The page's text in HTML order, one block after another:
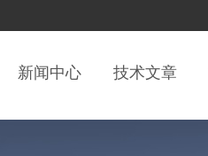
新闻中心 技术文章